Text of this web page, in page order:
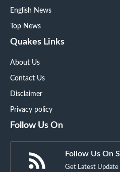
English News
Top News
Quakes Links
About Us
Contact Us
Disclaimer
Privacy policy
Follow Us On
Follow Us On
Get Latest Update